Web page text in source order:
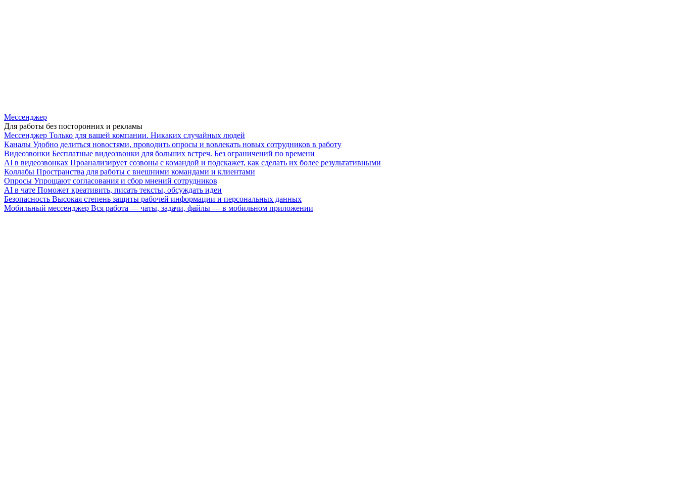
Мессенджер
Для работы без посторонних и рекламы
Мессенджер Только для вашей компании. Никаких случайных людей
Каналы Удобно делиться новостями, проводить опросы и вовлекать новых сотрудников в работу
Видеозвонки Бесплатные видеозвонки для больших встреч. Без ограничений по времени
AI в видеозвонках Проанализирует созвоны с командой и подскажет, как сделать их более результативными
Коллабы Пространства для работы с внешними командами и клиентами
Опросы Упрощают согласования и сбор мнений сотрудников
AI в чате Поможет креативить, писать тексты, обсуждать идеи
Безопасность Высокая степень защиты рабочей информации и персональных данных
Мобильный мессенджер Вся работа — чаты, задачи, файлы — в мобильном приложении